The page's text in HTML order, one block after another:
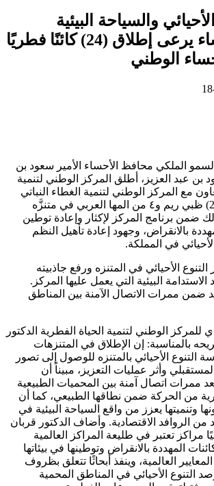
والسياحة البيئية
محافظ الأحساء يرعى إطلاق (24) كائنًا فطريًا
الوطني
الملكي محافظ الأحساء الأمير سعود بن
بن عبد العزيز، أطلق المركز الوطني لتنمية
مع المركز الوطني لتنمية الغطاء النباتي
ومكافحة التصحر (20) ظبي ريم و٤ من المها العربي في متنزَّه
ضمن برنامج المركز لإكثار وإعادة توطين
بالانقراض، وجهود إعادة تأهيل النظم
الأحيائي في المملكة.
الأحيائي في المتنزه ورفع جاذبيته
البيئية التي يعمل عليها المركز.
ضمن ممرات الاتصال الآمنة بين المناطق
للمركز الوطني لتنمية الحياة الفطرية الدكتور
بالمناسبة: إن الإطلاق في المتنزهات
التنوع الأحيائي بالمتنزه للوصول إلى تصور
وأثر عمليات التعزيز، مبيناً أن
ممرات اتصال آمنة بين المحميات الطبيعية
من الحركة ضمن نطاقها الطبيعي، كما أن
وتنميتها يعزز من واقع السياحة البيئية في
من الروافد الاقتصادية. وأضاف الدكتور قربان
مراكز تعتبر في طليعة المراكز العالمية
المهددة بالانقراض وتوطينها في بيئاتها
العالمية، وينفذ أبحاثًا تتعلق بظروف
التنوع الأحيائي في المناطق المحمية